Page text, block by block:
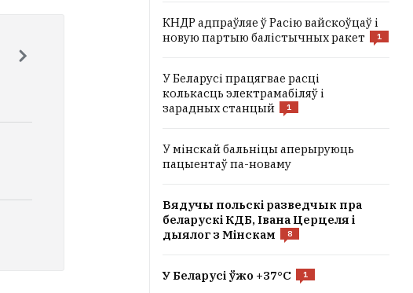
КНДР адпраўляе ў Расію вайскоўцаў і
новую партыю балістычных ракет
1
У Беларусі працягвае расці
колькасць электрамабіляў і
зарадных станцый
1
У мінскай бальніцы аперыруюць
пацыентаў па-новаму
Вядучы польскі разведчык пра
беларускі КДБ, Івана Церцеля і
дыялог з Мінскам
8
У Беларусі ўжо +37°C 1